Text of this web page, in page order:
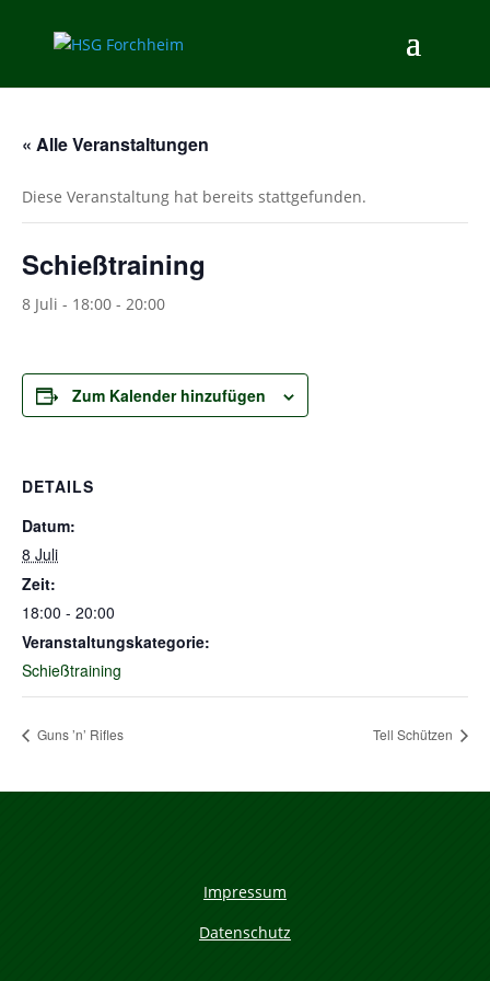
« Alle Veranstaltungen
Diese Veranstaltung hat bereits stattgefunden.
Schießtraining
8 Juli - 18:00 - 20:00
Zum Kalender hinzufügen
DETAILS
Datum:
8 Juli
Zeit:
18:00 - 20:00
Veranstaltungskategorie:
Schießtraining
Guns ’n’ Rifles Tell Schützen
Impressum
Datenschutz